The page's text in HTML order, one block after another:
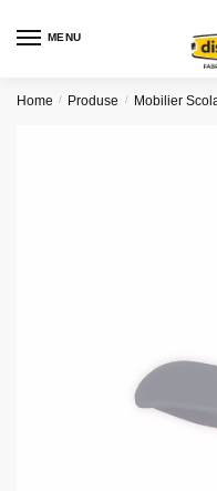
MENU
Home / Produse / Mobilier